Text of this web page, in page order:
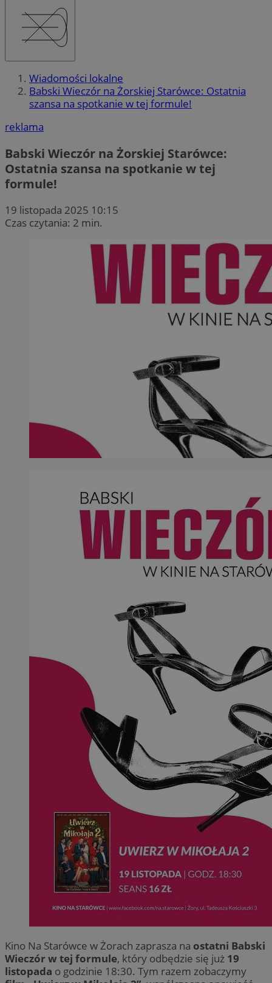
Wiadomości lokalne
Babski Wieczór na Żorskiej Starówce: Ostatnia
szansa na spotkanie w tej formule!
reklama
Babski Wieczór na Żorskiej Starówce:
Ostatnia szansa na spotkanie w tej
formule!
19 listopada 2025 10:15
Czas czytania: 2 min.
Kino Na Starówce w Żorach zaprasza na ostatni Babski
Wieczór w tej formule, który odbędzie się już 19
listopada o godzinie 18:30. Tym razem zobaczymy